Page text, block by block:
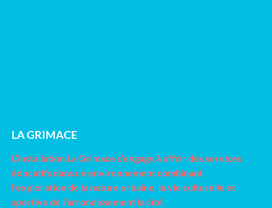
LA GRIMACE
L’installation La Grimace s’engage à offrir des services
éducatifs dans un environnement combinant
l’exploration de la nature urbaine, la vie culturelle et
sportive de l’arrondissement la cité.